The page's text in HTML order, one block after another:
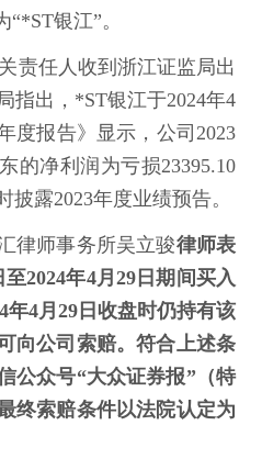
银江”。
责任人收到浙江证监局出
指出，*ST银江于2024年4
度报告》显示，公司2023
的净利润为亏损23395.10
露2023年度业绩预告。
律师事务所吴立骏律师表
2024年4月29日期间买入
年4月29日收盘时仍持有该
向公司索赔。符合上述条
公众号“大众证券报”（特
终索赔条件以法院认定为